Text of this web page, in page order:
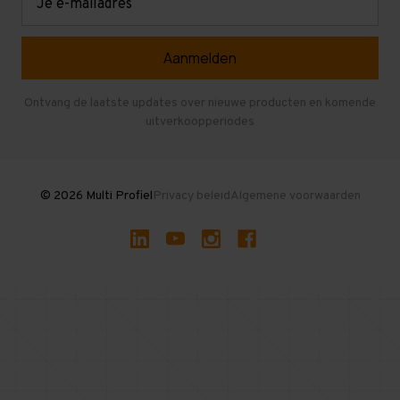
Gebruikte entresolvloeren
Ontvang de laatste updates over nieuwe producten en komende
uitverkoopperiodes
© 2026 Multi ProfielPrivacy beleidAlgemene voorwaarden